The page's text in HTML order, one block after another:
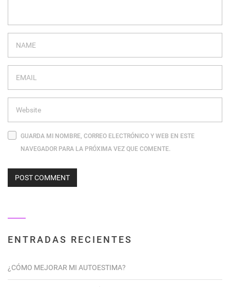
GUARDA MI NOMBRE, CORREO ELECTRÓNICO Y WEB EN ESTE
NAVEGADOR PARA LA PRÓXIMA VEZ QUE COMENTE.
ENTRADAS RECIENTES
¿CÓMO MEJORAR MI AUTOESTIMA?